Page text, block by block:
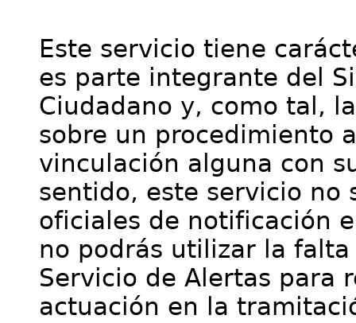
Este servicio tiene
es parte integrante del
Ciudadano y, como tal,
sobre un procedimiento
vinculación alguna con
sentido, este servicio no
oficiales de notificación
no podrás utilizar la
Servicio de Alertas para
actuación en la